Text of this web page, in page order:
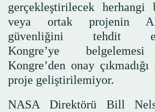
gerçekleştirilecek herhangi
veya ortak projenin
güvenliğini tehdit
Kongre’ye
Kongre’den onay
proje geliştirilemiyor.
NASA Direktörü Bill